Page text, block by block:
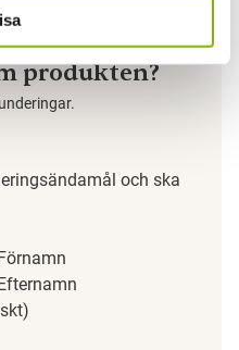
produkten?
och ska